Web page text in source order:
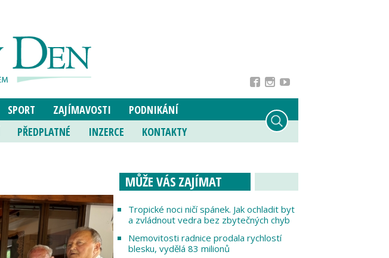
SPORT ZAJÍMAVOSTI
PODNIKÁNÍ
PŘEDPLATNÉ INZERCE KONTAKTY
MŮŽE VÁS ZAJÍMAT
Tropické noci ničí spánek. Jak ochladit byt
a zvládnout vedra bez zbytečných chyb
Nemovitosti radnice prodala rychlostí
blesku, vydělá 83 milionů